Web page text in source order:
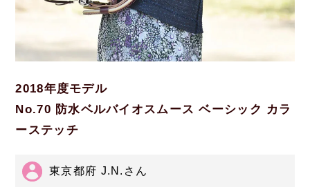
2018年度モデル
No.70 防水ベルバイオスムース ベーシック カラ
ーステッチ
東京都府 J.N.さん